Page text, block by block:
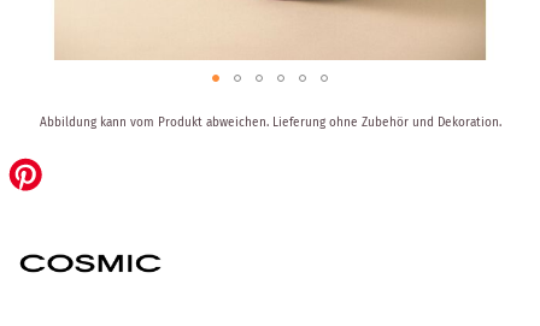
Anfang
der
Bildergalerie
Abbildung kann vom Produkt abweichen. Lieferung ohne Zubehör und Dekoration.